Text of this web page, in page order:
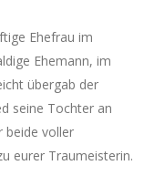
Ehefrau im
Ehemann, im
übergab der
seine Tochter an
beide voller
eurer Traumeisterin.